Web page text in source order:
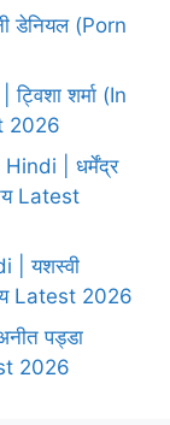
डेनियल (Porn
शर्मा (In
2026
| धर्मेंद्र
Latest
| यशस्वी
Latest 2026
पड्डा
2026